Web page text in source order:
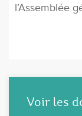
l’Assemblée
Voir les